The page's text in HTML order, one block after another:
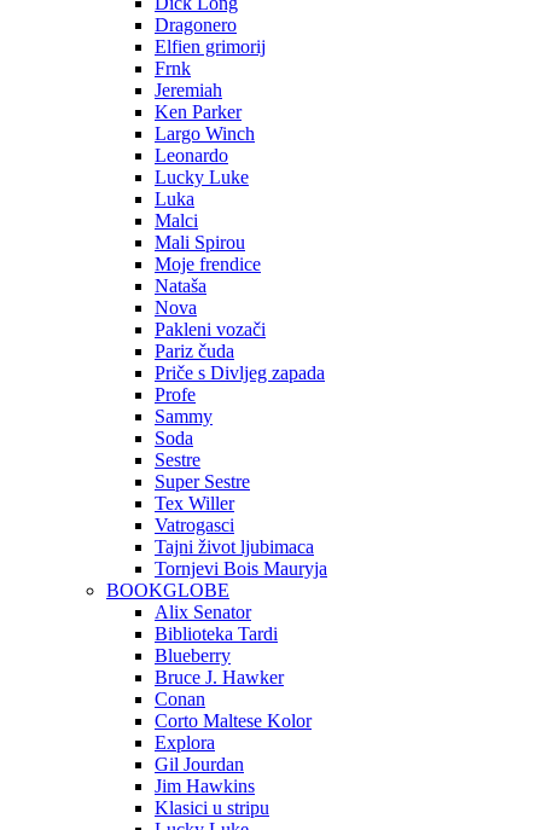
Dragonero
Elfien grimorij
Frnk
Jeremiah
Ken Parker
Largo Winch
Leonardo
Lucky Luke
Luka
Malci
Mali Spirou
Moje frendice
Nataša
Nova
Pakleni vozači
Pariz čuda
Priče s Divljeg zapada
Profe
Sammy
Soda
Sestre
Super Sestre
Tex Willer
Vatrogasci
Tajni život ljubimaca
Tornjevi Bois Mauryja
BOOKGLOBE
Alix Senator
Biblioteka Tardi
Blueberry
Bruce J. Hawker
Conan
Corto Maltese Kolor
Explora
Gil Jourdan
Jim Hawkins
Klasici u stripu